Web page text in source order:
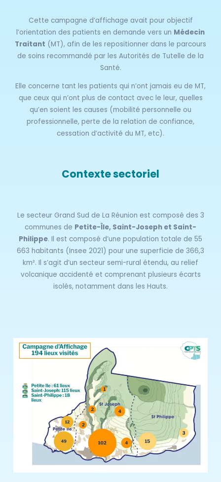
Cette campagne d’affichage avait pour objectif
l’orientation des patients en demande vers un Médecin
Traitant (MT), afin de les repositionner dans le parcours
de soins recommandé par les Autorités de Tutelle de la
Santé.
Elle concerne tant les patients qui n’ont jamais eu de MT,
que ceux qui n’ont plus de contact avec le leur, quelles
qu’en soient les causes (mobilité personnelle ou
professionnelle, perte de la relation de confiance,
cessation d’activité du MT, etc).
Contexte sectoriel
Le secteur Grand Sud de La Réunion est composé des 3
communes de Petite-Île, Saint-Joseph et Saint-
Philippe. Il est composé d’une population totale de 55
663 habitants (Insee 2021) pour une superficie de 366,3
km². Il s’agit d’un secteur semi-rural étendu, au relief
volcanique accidenté et comprenant plusieurs écarts
isolés, notamment dans les Hauts.